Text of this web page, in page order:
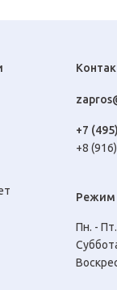
+7
+8
Режим
Пн. - Пт.